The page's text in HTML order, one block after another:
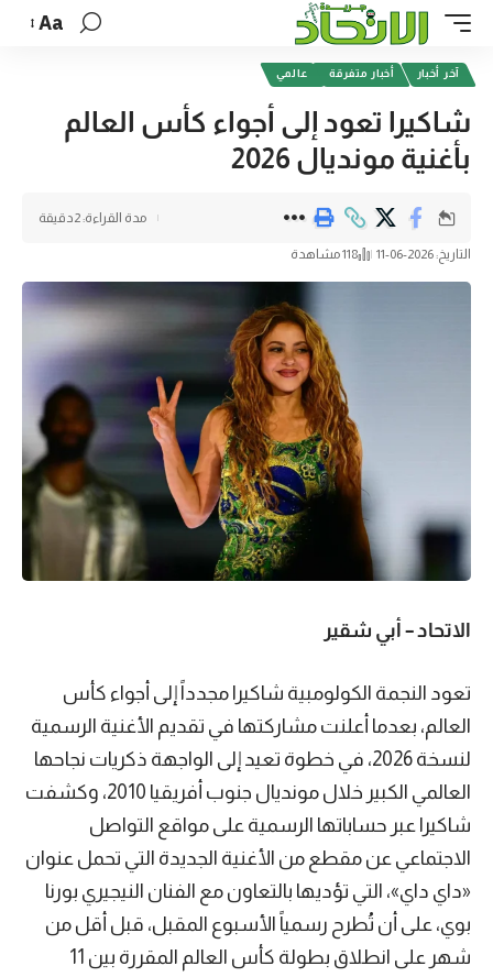
Aa
آخر أخبار أخبار متفرقة عالمي
شاكيرا تعود إلى أجواء كأس العالم
بأغنية مونديال 2026
التاريخ: 2026-06-11 118 مشاهدة
مدة القراءة: 2دقيقة
الاتحاد – أبي شقير
تعود النجمة الكولومبية شاكيرا مجدداً إلى أجواء كأس
العالم، بعدما أعلنت مشاركتها في تقديم الأغنية الرسمية
لنسخة 2026، في خطوة تعيد إلى الواجهة ذكريات نجاحها
العالمي الكبير خلال مونديال جنوب أفريقيا 2010، وكشفت
شاكيرا عبر حساباتها الرسمية على مواقع التواصل
الاجتماعي عن مقطع من الأغنية الجديدة التي تحمل عنوان
«داي داي»، التي تؤديها بالتعاون مع الفنان النيجيري بورنا
بوي، على أن تُطرح رسمياً الأسبوع المقبل، قبل أقل من
شهر على انطلاق بطولة كأس العالم المقررة بين 11